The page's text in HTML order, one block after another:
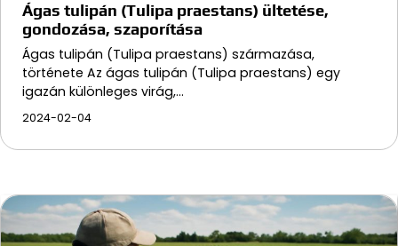
Ágas tulipán (Tulipa praestans) ültetése,
gondozása, szaporítása
Ágas tulipán (Tulipa praestans) származása,
története Az ágas tulipán (Tulipa praestans) egy
igazán különleges virág,…
2024-02-04